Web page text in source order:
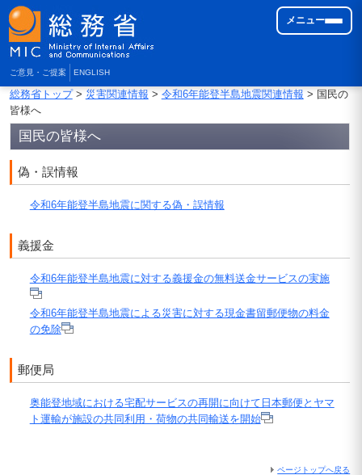
ご意見・ご提案 ENGLISH
メニュー
総務省トップ> 災害関連情報 > 令和6年能登半島地震関連情報 > 国民の
皆様へ
国民の皆様へ
偽・誤情報
令和6年能登半島地震に関する偽・誤情報
義援金
令和6年能登半島地震に対する義援金の無料送金サービスの実施
令和6年能登半島地震による災害に対する現金書留郵便物の料金
の免除
郵便局
奥能登地域における宅配サービスの再開に向けて日本郵便とヤマ
ト運輸が施設の共同利用・荷物の共同輸送を開始
ページトップへ戻る